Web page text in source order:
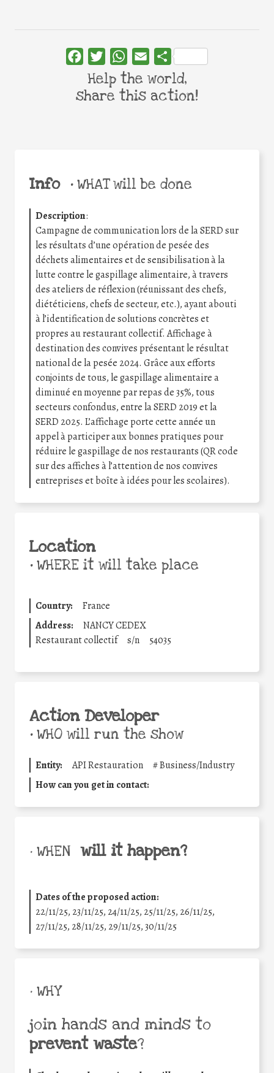
Info •WHAT will be done
Description:
Campagne de communication lors de la SERD sur
les résultats d’une opération de pesée des
déchets alimentaires et de sensibilisation à la
lutte contre le gaspillage alimentaire, à travers
des ateliers de réflexion (réunissant des chefs,
diététiciens, chefs de secteur, etc.), ayant abouti
à l’identification de solutions concrètes et
propres au restaurant collectif. Affichage à
destination des convives présentant le résultat
national de la pesée 2024. Grâce aux efforts
conjoints de tous, le gaspillage alimentaire a
diminué en moyenne par repas de 35%, tous
secteurs confondus, entre la SERD 2019 et la
SERD 2025. L’affichage porte cette année un
appel à participer aux bonnes pratiques pour
réduire le gaspillage de nos restaurants (QR code
sur des affiches à l’attention de nos convives
entreprises et boîte à idées pour les scolaires).
Location
•WHERE it will take place
Country:
France
Address:
NANCY CEDEX
Restaurant collectif
s/n 54035
Action Developer
•WHO will run the show
Entity: API Restauration #Business/Industry
How can you get in contact:
• WHEN will it happen?
Dates of the proposed action:
22/11/25, 23/11/25, 24/11/25, 25/11/25, 26/11/25,
27/11/25, 28/11/25, 29/11/25,30/11/25
• WHY
join hands and minds to
prevent waste?
FacebookTwitterWhatsApp
Email Share
Help the world,
share this action!